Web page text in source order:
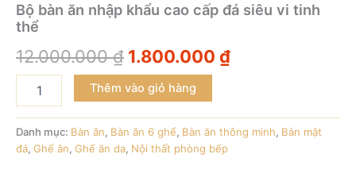
Bộ bàn ăn nhập khẩu cao cấp đá siêu vi tinh
thể
12.000.000₫ 1.800.000 ₫
Thêm vào giỏ hàng
Danh mục: Bàn ăn, Bàn ăn 6 ghế, Bàn ăn thông minh, Bàn mặt
đá, Ghế ăn, Ghế ăn da, Nội thất phòng bếp